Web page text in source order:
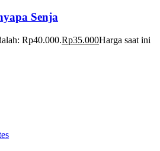
Senja
Rp40.000.Rp35.000Harga saat ini